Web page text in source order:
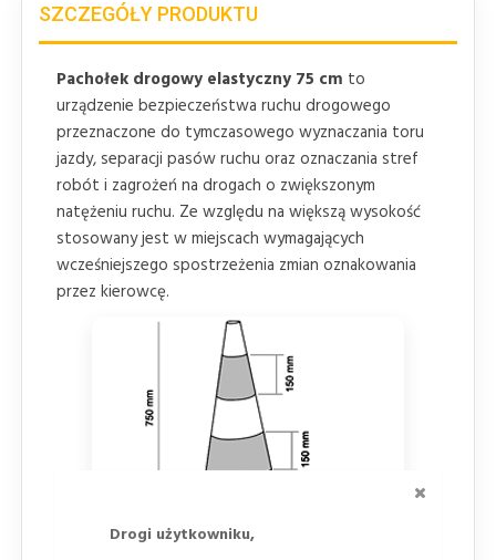
Drogi użytkowniku,
SZCZEGÓŁY PRODUKTU
Pachołek drogowy elastyczny 75 cm to
urządzenie bezpieczeństwa ruchu drogowego
przeznaczone do tymczasowego wyznaczania toru
jazdy, separacji pasów ruchu oraz oznaczania stref
robót i zagrożeń na drogach o zwiększonym
natężeniu ruchu. Ze względu na większą wysokość
stosowany jest w miejscach wymagających
wcześniejszego spostrzeżenia zmian oznakowania
przez kierowcę.